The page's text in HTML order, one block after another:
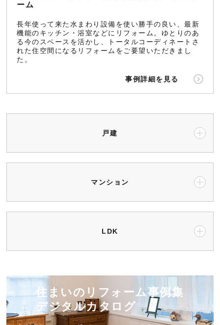
ーム
長年使って来た水まわり設備を使い勝手の良い、最新
機能のキッチン・浴室などにリフォーム。ゆとりのあ
る今のスペースを活かし、トータルコーディネートさ
れた住空間になるリフォームをご要望いただきまし
た。
事例詳細を見る
戸建
マンション
LDK
住まいのリフォーム事例集
デジタルカタログ